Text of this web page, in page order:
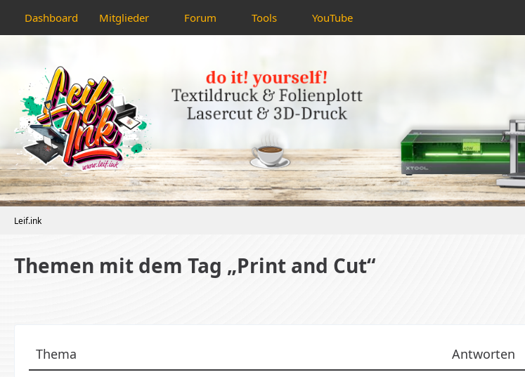
Dashboard Mitglieder Forum Tools YouTube
Leif.ink
Themen mit dem Tag „Print and Cut“
Thema Antworten